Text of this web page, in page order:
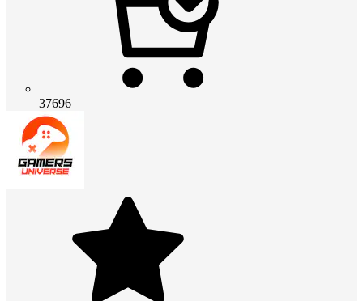
37696